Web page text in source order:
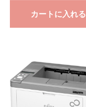
カートに入れる